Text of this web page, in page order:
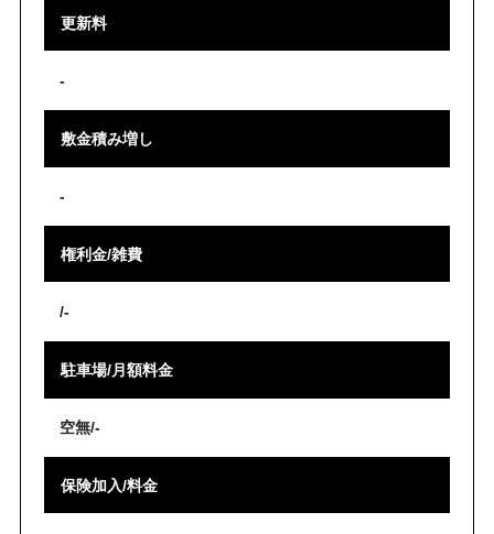
更新料
-
敷金積み増し
-
権利金/雑費
/-
駐車場/月額料金
空無/-
保険加入/料金